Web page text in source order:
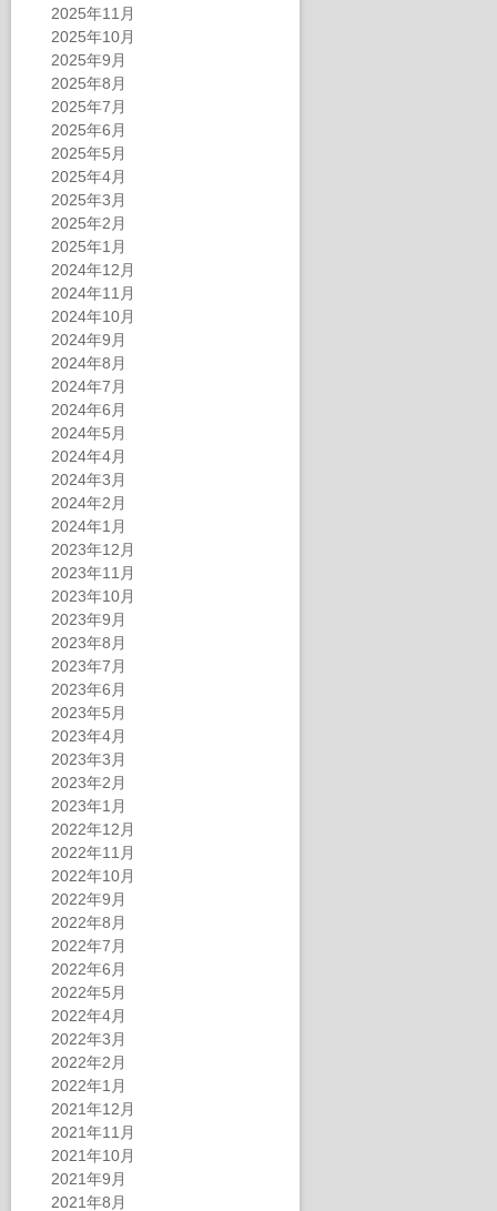
2025年11月
2025年10月
2025年9月
2025年8月
2025年7月
2025年6月
2025年5月
2025年4月
2025年3月
2025年2月
2025年1月
2024年12月
2024年11月
2024年10月
2024年9月
2024年8月
2024年7月
2024年6月
2024年5月
2024年4月
2024年3月
2024年2月
2024年1月
2023年12月
2023年11月
2023年10月
2023年9月
2023年8月
2023年7月
2023年6月
2023年5月
2023年4月
2023年3月
2023年2月
2023年1月
2022年12月
2022年11月
2022年10月
2022年9月
2022年8月
2022年7月
2022年6月
2022年5月
2022年4月
2022年3月
2022年2月
2022年1月
2021年12月
2021年11月
2021年10月
2021年9月
2021年8月